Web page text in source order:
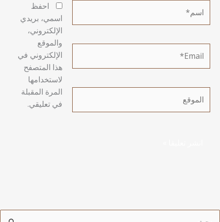
احفظ
اسمي، بريدي
الإلكتروني،
والموقع
الإلكتروني في
هذا المتصفح
لاستخدامها
المرة المقبلة
في تعليقي.